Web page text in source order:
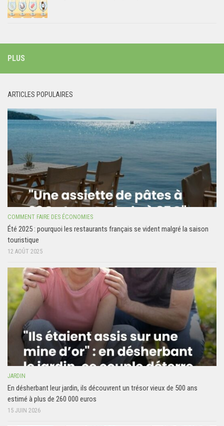
PLUS
ARTICLES POPULAIRES
COMMENT FAIRE DES ÉCONOMIES
Été 2025 : pourquoi les restaurants français se vident malgré la saison
touristique
12 AOÛT 2025
JARDIN
En désherbant leur jardin, ils découvrent un trésor vieux de 500 ans
estimé à plus de 260 000 euros
15 JUIN 2026